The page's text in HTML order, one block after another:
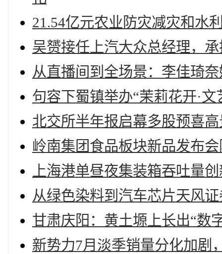
21.54亿元农业防灾减灾和水
吴赟接任上汽大众总经理，
从直播间到全场景：李佳琦
句容下蜀镇举办“茉莉花开·
北交所半年报启幕多股预喜
岭南集团食品板块新品发布
上海港单昼夜集装箱吞吐量
从绿色染料到汽车芯片天风
甘肃庆阳：黄土塬上长出“数
新势力7月淡季销量分化加剧